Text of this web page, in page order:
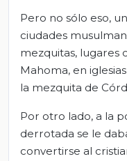
Pero no sólo eso,
ciudades
mezquitas, lugares
Mahoma, en
la mezquita de
Por otro lado, a la
derrotada se le
convertirse al